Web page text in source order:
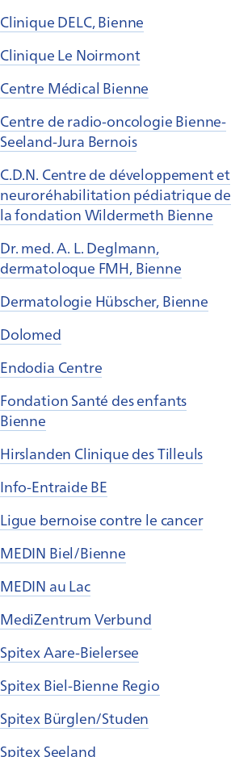
Clinique DELC, Bienne
Clinique Le Noirmont
Centre Médical Bienne
Centre de radio-oncologie Bienne-
Seeland-Jura Bernois
C.D.N. Centre de développement et
neuroréhabilitation pédiatrique de
la fondation Wildermeth Bienne
Dr. med. A. L. Deglmann,
dermatoloque FMH, Bienne
Dermatologie Hübscher, Bienne
Dolomed
Endodia Centre
Fondation Santé des enfants
Bienne
Hirslanden Clinique des Tilleuls
Info-Entraide BE
Ligue bernoise contre le cancer
MEDIN Biel/Bienne
MEDIN au Lac
MediZentrum Verbund
Spitex Aare-Bielersee
Spitex Biel-Bienne Regio
Spitex Bürglen/Studen
Spitex Seeland